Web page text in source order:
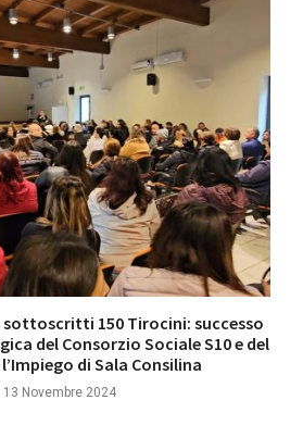
sottoscritti 150 Tirocini: successo
del Consorzio Sociale S10 e del
di Sala Consilina
13 Novembre 2024